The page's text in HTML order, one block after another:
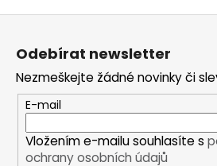
Z
Odebírat newsletter
Nezmeškejte žádné novinky či
E-mail
Vložením e-mailu souhlasíte s
ochrany osobních údajů